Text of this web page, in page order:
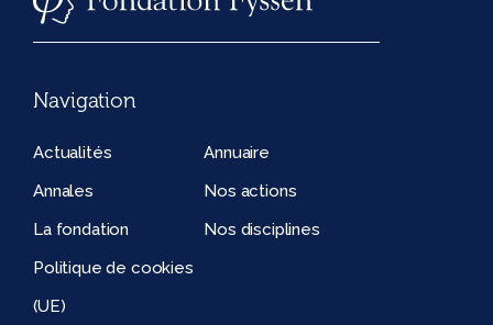
Navigation
Actualités
Annuaire
Annales
Nos actions
La fondation
Nos disciplines
Politique de cookies
(UE)